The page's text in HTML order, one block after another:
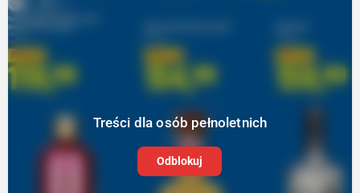
Treści dla osób pełnoletnich
Odblokuj